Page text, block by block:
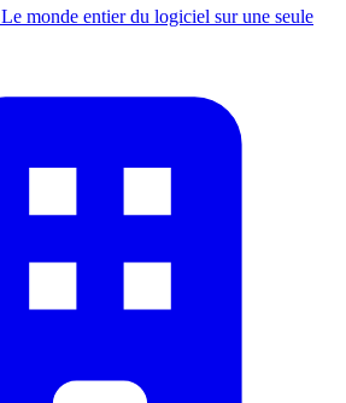
Le monde entier du logiciel sur une seule